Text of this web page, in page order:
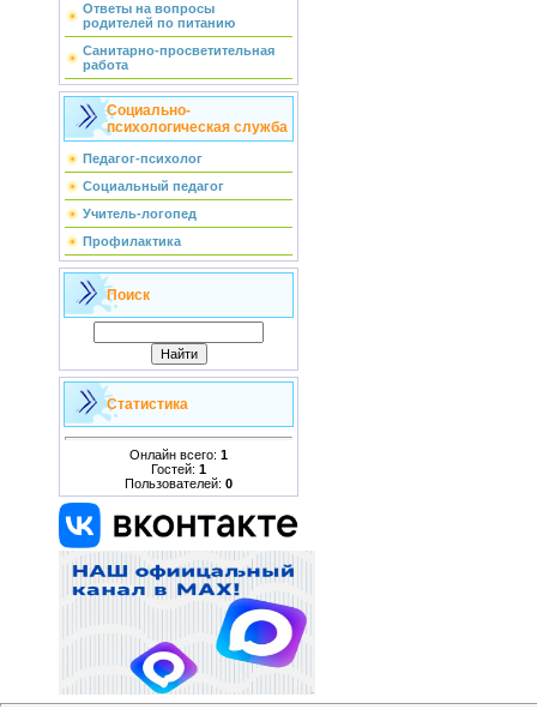
Ответы на вопросы
родителей по питанию
Санитарно-просветительная
работа
Социально-
психологическая служба
Педагог-психолог
Социальный педагог
Учитель-логопед
Профилактика
Поиск
Статистика
Онлайн всего: 1
Гостей: 1
Пользователей: 0